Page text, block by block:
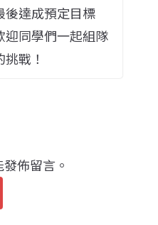
後達成預定目標
迎同學們一起組隊
戰！
佈留言。